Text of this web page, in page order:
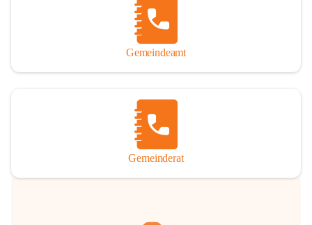
Gemeindeamt
Gemeinderat